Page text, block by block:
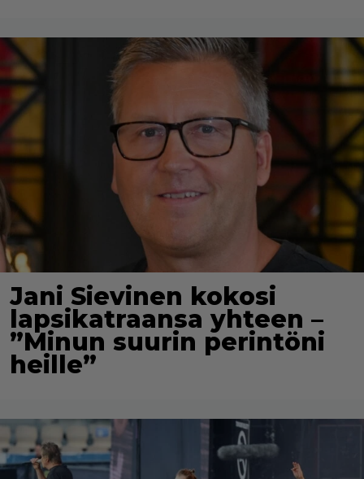
Jani Sievinen kokosi
lapsikatraansa yhteen –
”Minun suurin perintöni
heille”